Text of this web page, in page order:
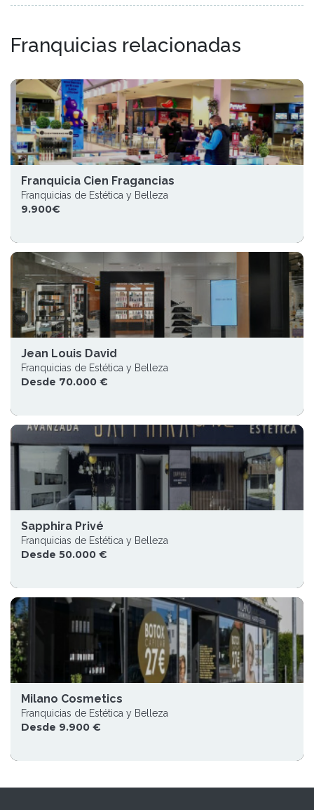
Franquicias relacionadas
Franquicia Cien Fragancias
Franquicias de Estética y Belleza
9.900€
Jean Louis David
Franquicias de Estética y Belleza
Desde 70.000 €
Sapphira Privé
Franquicias de Estética y Belleza
Desde 50.000 €
Milano Cosmetics
Franquicias de Estética y Belleza
Desde 9.900 €